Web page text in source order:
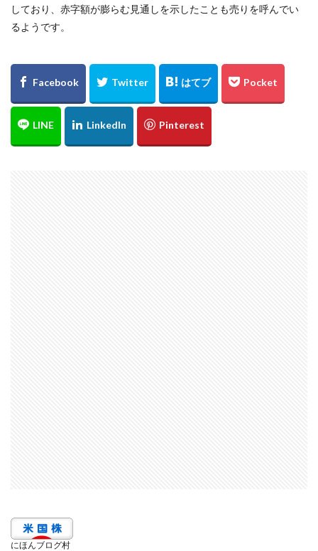
しており、赤字額が膨らむ見通しを示したことも売りを呼んでい
るようです。
にほんブログ村